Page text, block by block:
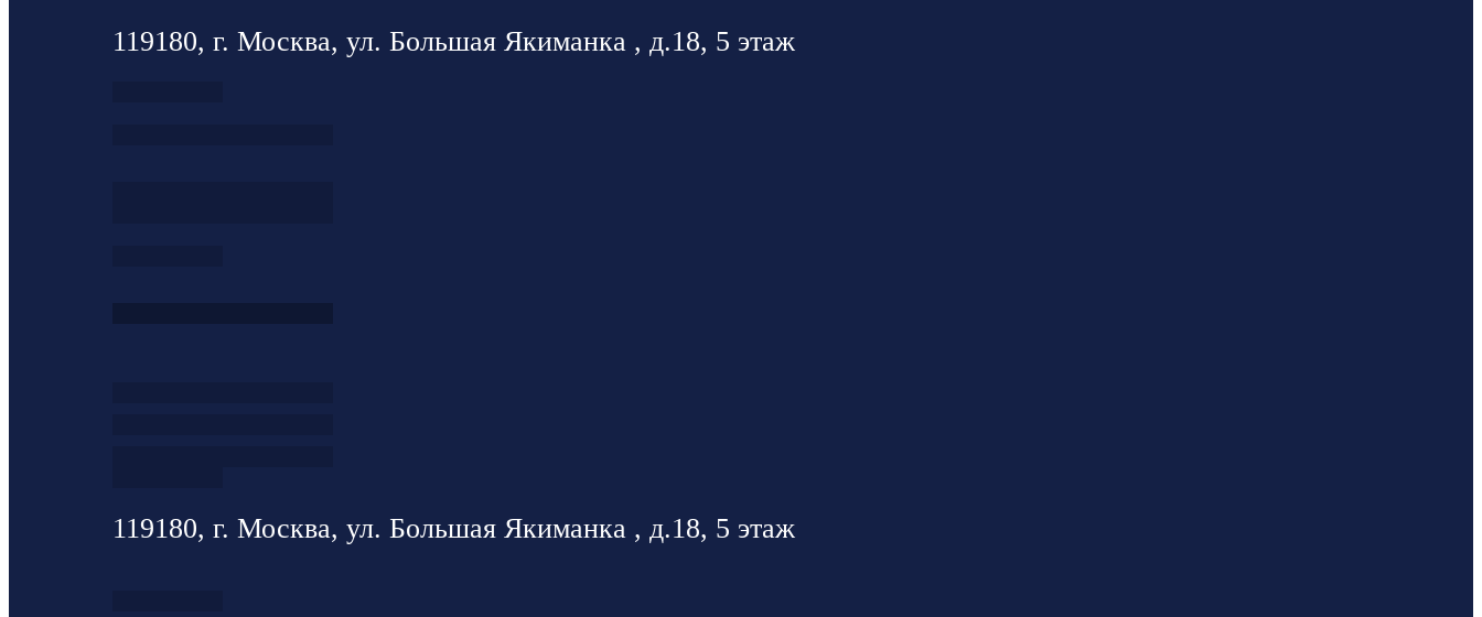
119180, г. Москва, ул. Большая Якиманка , д.18, 5 этаж
119180, г. Москва, ул. Большая Якиманка , д.18, 5 этаж